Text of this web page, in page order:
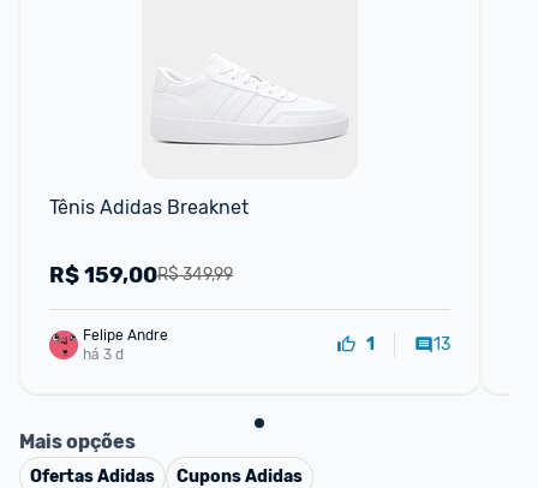
Tênis Adidas Breaknet
R$ 349,99
R$159,00
Felipe Andre
há 3 d
1 13
Mais opções
OfertasAdidas CuponsAdidas